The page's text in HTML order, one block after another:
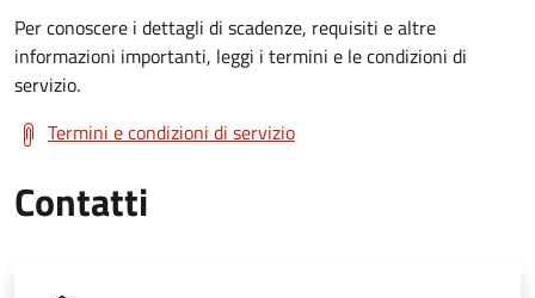
Per conoscere i dettagli di scadenze, requisiti e altre
informazioni importanti, leggi i termini e le condizioni di
servizio.
Termini e condizioni di servizio
Contatti